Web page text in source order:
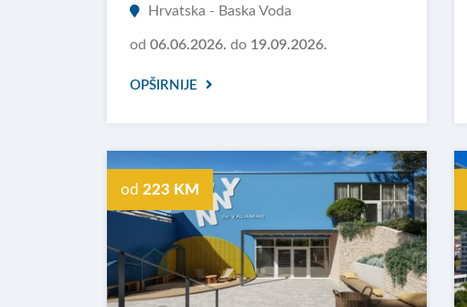
Hrvatska - Baska Voda
od 06.06.2026. do 19.09.2026.
OPŠIRNIJE
od 223 KM